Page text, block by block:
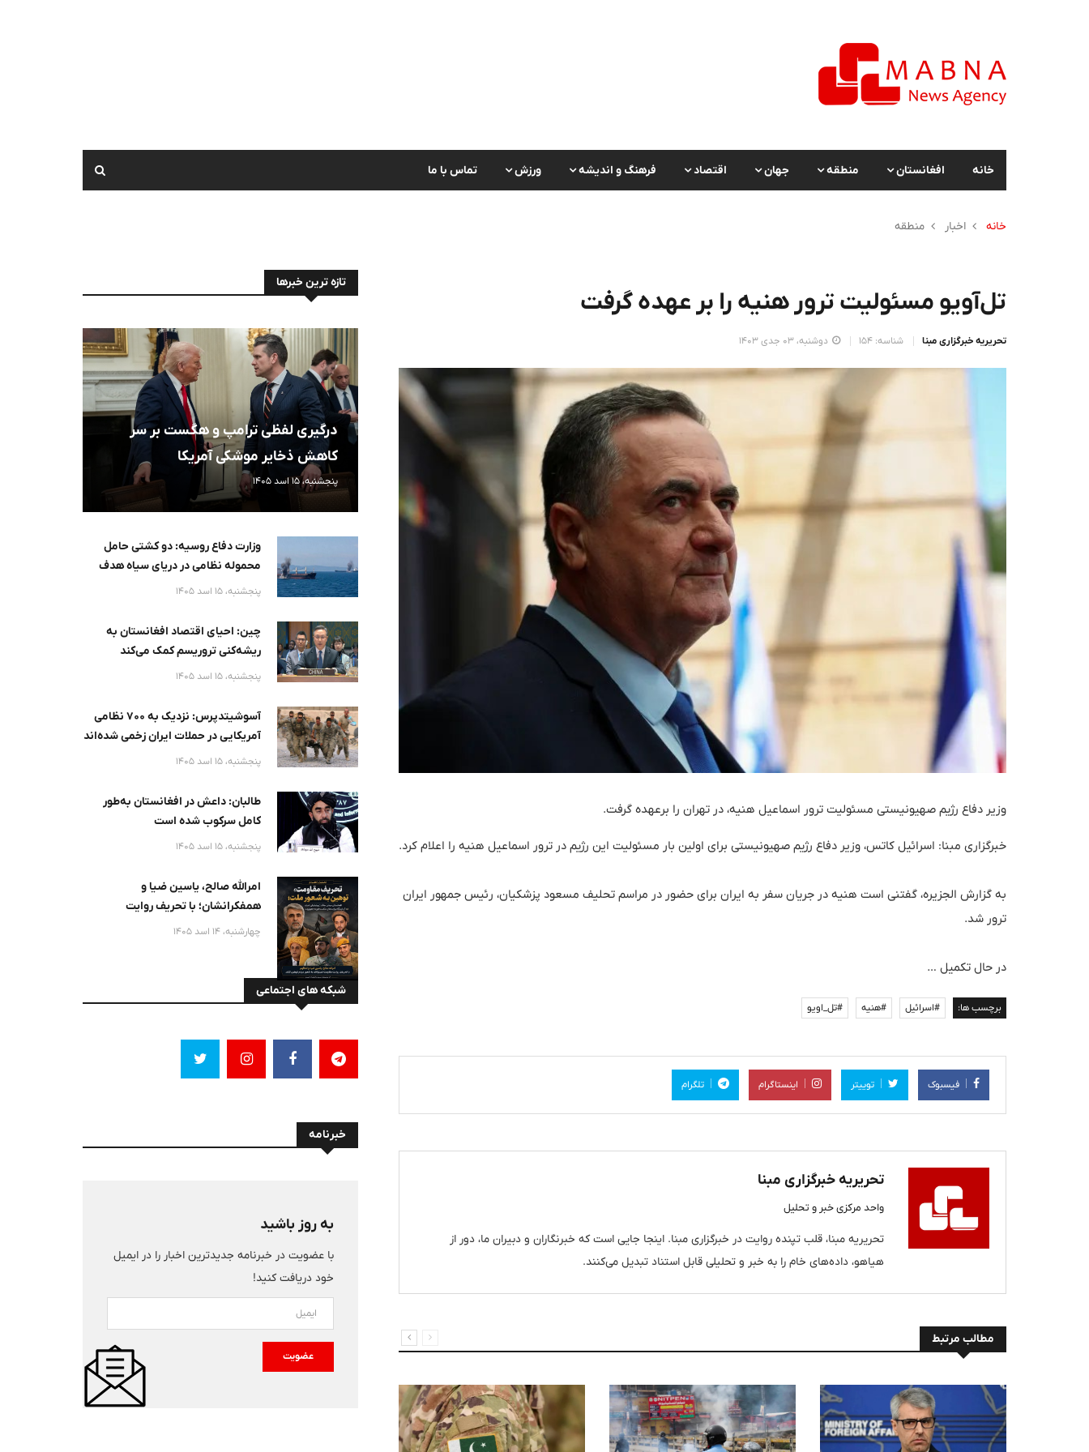
خانه افغانستان منطقه جهان اقتصاد فرهنگ و اندیشه ورزش تماس با ما
خانه اخبار منطقه
تل‌آویو مسئولیت ترور هنیه را بر عهده گرفت
تحریریه خبرگزاری مبنا شناسه: 154 دوشنبه، 03 جدی 1403
وزیر دفاع رژیم صهیونیستی مسئولیت ترور اسماعیل هنیه، در تهران را برعهده گرفت.
خبرگزاری مبنا: اسرائیل کاتس، وزیر دفاع رژیم صهیونیستی برای اولین بار مسئولیت این رژیم در ترور اسماعیل هنیه را اعلام کرد.
به گزارش الجزیره، گفتنی است هنیه در جریان سفر به ایران برای حضور در مراسم تحلیف مسعود پزشکیان، رئیس جمهور ایران
ترور شد.
در حال تکمیل …
برچسب ها: #اسرائیل #هنیه #تل_اویو
فیسبوک توییتر اینستاگرام تلگرام
تحریریه خبرگزاری مبنا
واحد مرکزی خبر و تحلیل
تحریریه مبنا، قلب تپنده روایت در خبرگزاری مبنا. اینجا جایی است که خبرنگاران و دبیران ما، دور از
هیاهو، داده‌های خام را به خبر و تحلیلی قابل استناد تبدیل می‌کنند.
مطالب مرتبط
تازه ترین خبرها
درگیری لفظی ترامپ و هگست بر سر
کاهش ذخایر موشکی آمریکا
پنجشنبه، 15 اسد 1405
وزارت دفاع روسیه: دو کشتی حامل
محموله نظامی در دریای سیاه هدف
قرار گرفت
پنجشنبه، 15 اسد 1405
چین: احیای اقتصاد افغانستان به
ریشه‌کنی تروریسم کمک می‌کند
پنجشنبه، 15 اسد 1405
آسوشیتدپرس: نزدیک به ۷۰۰ نظامی
آمریکایی در حملات ایران زخمی شده‌اند
پنجشنبه، 15 اسد 1405
طالبان: داعش در افغانستان به‌طور
کامل سرکوب شده است
پنجشنبه، 15 اسد 1405
امرالله صالح، یاسین ضیا و
همفکرانشان؛ با تحریف روایت
مقاومت، به شعور ملت توهین نکنید :
چهارشنبه، 14 اسد 1405
شبکه های اجتماعی
خبرنامه
به روز باشید
با عضویت در خبرنامه جدیدترین اخبار را در ایمیل
خود دریافت کنید!
عضویت